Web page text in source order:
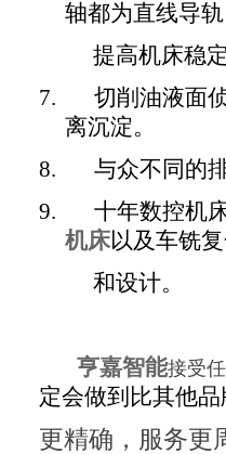
轴都为直线导
提高机床稳
7.
切削油液面
离沉淀。
8.
与众不同的
9.
十年数控机
机床以及车铣
和设计。
亨嘉智能接受
定会做到比其他品
更精确，服务更